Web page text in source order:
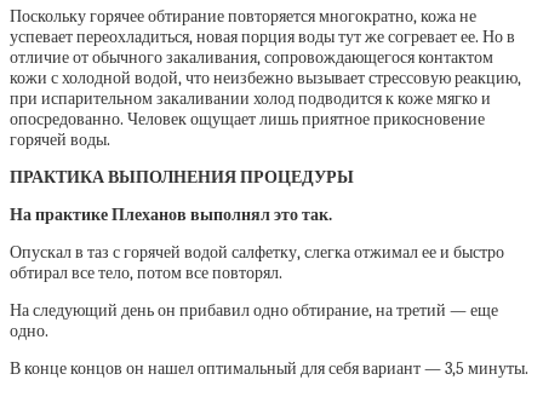
Поскольку горячее обтирание повторяется многократно, кожа не
успевает переохладиться, новая порция воды тут же согревает ее. Но в
отличие от обычного закаливания, сопровождающегося контактом
кожи с холодной водой, что неизбежно вызывает стрессовую реакцию,
при испарительном закаливании холод подводится к коже мягко и
опосредованно. Человек ощущает лишь приятное прикосновение
горячей воды.
ПРАКТИКА ВЫПОЛНЕНИЯ ПРОЦЕДУРЫ
На практике Плеханов выполнял это так.
Опускал в таз с горячей водой салфетку, слегка отжимал ее и быстро
обтирал все тело, потом все повторял.
На следующий день он прибавил одно обтирание, на третий — еще
одно.
В конце концов он нашел оптимальный для себя вариант — 3,5 минуты.